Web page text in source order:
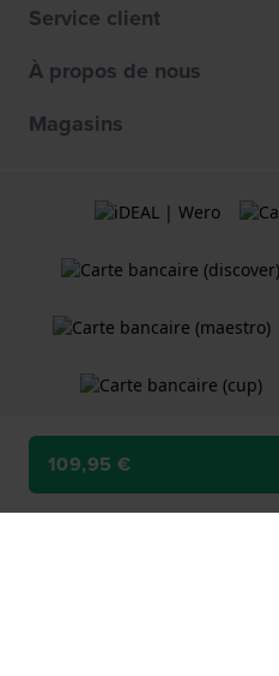
109,95 €
Service client
À propos de nous
Magasins